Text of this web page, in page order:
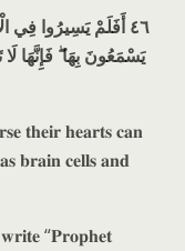
٤٦ أَفَلَمْ يَسِيرُوا
يَسْمَعُونَ بِهَا ۖ فَإِنَّهَا
𝐭𝐡𝐞𝐢𝐫 𝐡𝐞𝐚𝐫𝐭𝐬 𝐜𝐚𝐧
𝐛𝐫𝐚𝐢𝐧 𝐜𝐞𝐥𝐥𝐬 𝐚𝐧𝐝
“𝐏𝐫𝐨𝐩𝐡𝐞𝐭